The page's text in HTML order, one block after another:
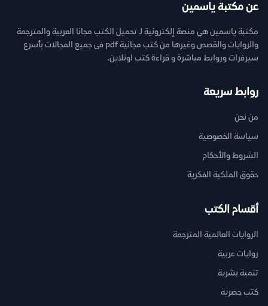
عن مكتبة ياسمين
مكتبة ياسمين هي منصة إلكترونية لـ تحميل الكتب مجانا العربية والمترجمة
والروايات والقصص وغيرها من كتب مجانية pdf فى جميع المجالات بأسرع
سيرفرات وروابط مباشرة و قراءة كتب اونلاين.
روابط سريعة
من نحن
سياسة الخصوصية
الشروط والأحكام
حقوق الملكية الفكرية
أقسام الكتب
الروايات العالمية المترجمة
روايات عربية
تنمية بشرية
كتب حصرية